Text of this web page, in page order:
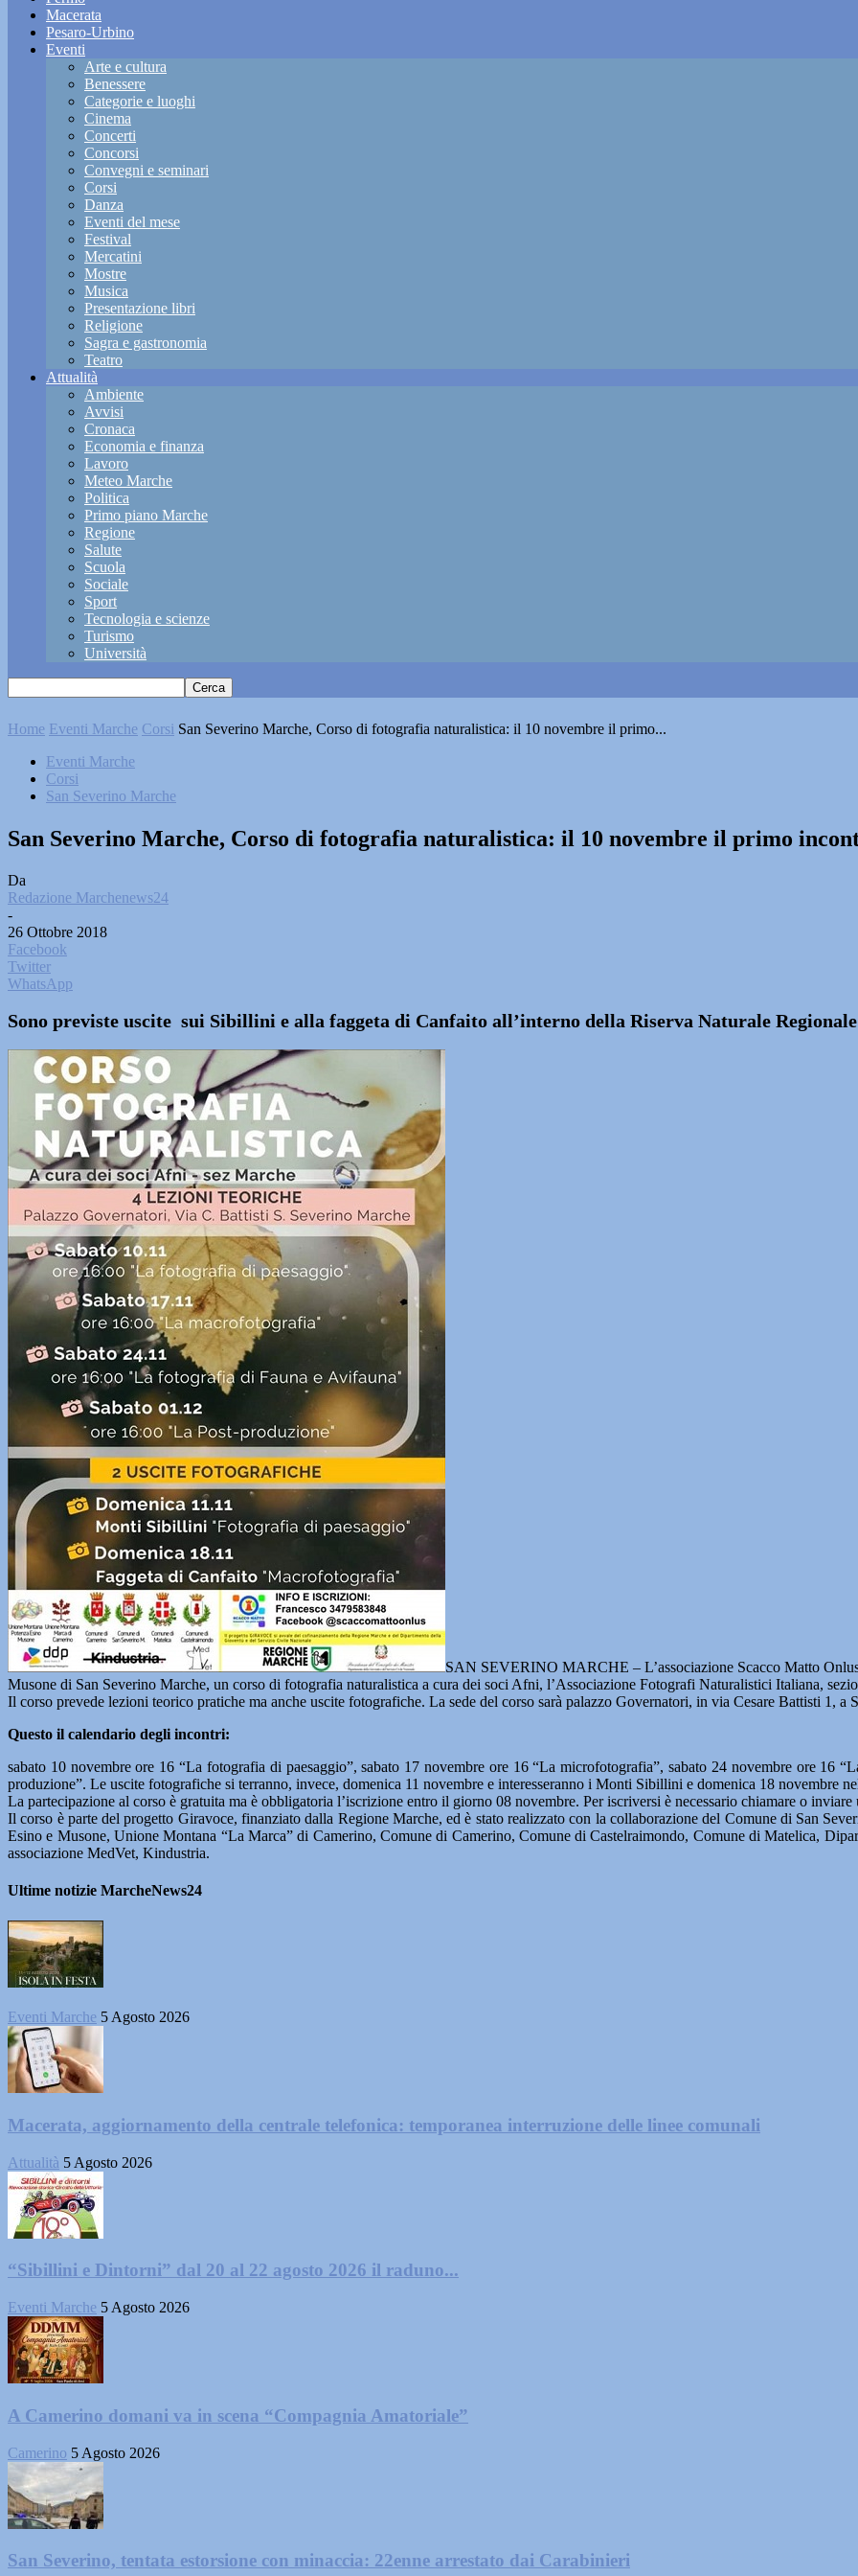
Macerata
Pesaro-Urbino
Eventi
Arte e cultura
Benessere
Categorie e luoghi
Cinema
Concerti
Concorsi
Convegni e seminari
Corsi
Danza
Eventi del mese
Festival
Mercatini
Mostre
Musica
Presentazione libri
Religione
Sagra e gastronomia
Teatro
Attualità
Ambiente
Avvisi
Cronaca
Economia e finanza
Lavoro
Meteo Marche
Politica
Primo piano Marche
Regione
Salute
Scuola
Sociale
Sport
Tecnologia e scienze
Turismo
Università
Home Eventi Marche Corsi San Severino Marche, Corso di fotografia naturalistica: il 10 novembre il primo...
Eventi Marche
Corsi
San Severino Marche
San Severino Marche, Corso di fotografia naturalistica: il 10 novembre il primo
Da
Redazione Marchenews24
-
26 Ottobre 2018
Facebook
Twitter
WhatsApp
Sono previste uscite sui Sibillini e alla faggeta di Canfaito all’interno della Riserva Naturale Regionale
SAN SEVERINO MARCHE – L’associazione Scacco Matto
Musone di San Severino Marche, un corso di fotografia naturalistica a cura dei soci Afni, l’Associazione Fotografi Naturalistici Italiana,
Il corso prevede lezioni teorico pratiche ma anche uscite fotografiche. La sede del corso sarà palazzo Governatori, in via Cesare Battisti 1, a
Questo il calendario degli incontri:
sabato 10 novembre ore 16 “La fotografia di paesaggio”, sabato 17 novembre ore 16 “La microfotografia”, sabato 24 novembre ore 16
produzione”. Le uscite fotografiche si terranno, invece, domenica 11 novembre e interesseranno i Monti Sibillini e domenica 18 novembre
La partecipazione al corso è gratuita ma è obbligatoria l’iscrizione entro il giorno 08 novembre. Per iscriversi è necessario chiamare o
Il corso è parte del progetto Giravoce, finanziato dalla Regione Marche, ed è stato realizzato con la collaborazione del Comune di San
Esino e Musone, Unione Montana “La Marca” di Camerino, Comune di Camerino, Comune di Castelraimondo, Comune di Matelica,
associazione MedVet, Kindustria.
Ultime notizie MarcheNews24
Eventi Marche 5 Agosto 2026
Macerata, aggiornamento della centrale telefonica: temporanea interruzione delle linee comunali
Attualità 5 Agosto 2026
“Sibillini e Dintorni” dal 20 al 22 agosto 2026 il raduno...
Eventi Marche 5 Agosto 2026
A Camerino domani va in scena “Compagnia Amatoriale”
Camerino 5 Agosto 2026
San Severino, tentata estorsione con minaccia: 22enne arrestato dai Carabinieri